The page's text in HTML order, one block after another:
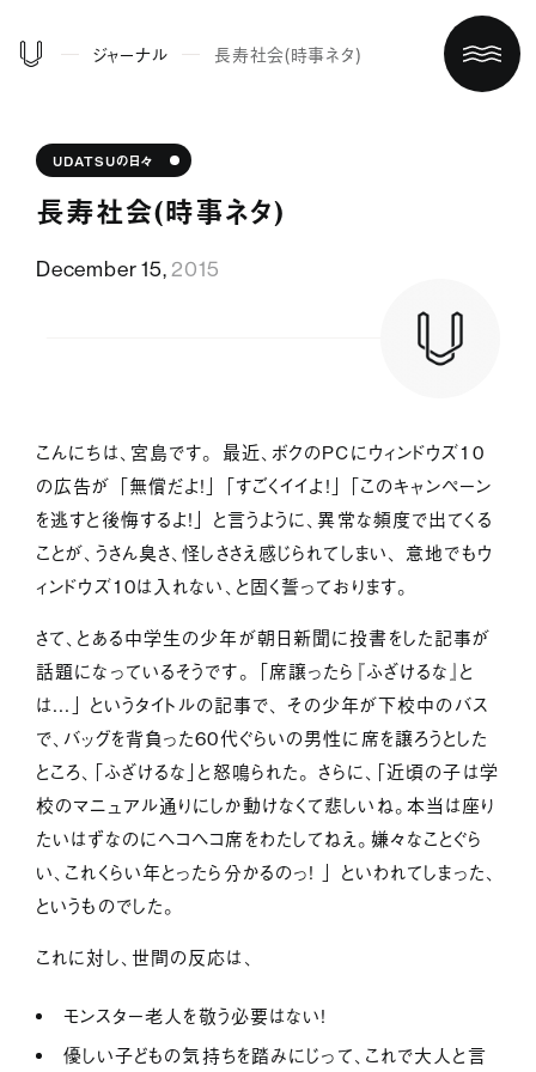
ジャーナル 長寿社会（時事ネタ）
UDATSUの日々
長寿社会（時事ネタ）
December 15,2015
こんにちは、宮島です。 最近、ボクのPCにウィンドウズ１０
の広告が 「無償だよ！」 「すごくイイよ！」 「このキャンペーン
を逃すと後悔するよ！」 と言うように、異常な頻度で出てくる
ことが、うさん臭さ、怪しささえ感じられてしまい、 意地でもウ
ィンドウズ１０は入れない、と固く誓っております。
さて、とある中学生の少年が朝日新聞に投書をした記事が
話題になっているそうです。 「席譲ったら『ふざけるな』と
は...」 というタイトルの記事で、 その少年が下校中のバス
で、バッグを背負った60代ぐらいの男性に席を譲ろうとした
ところ、「ふざけるな」と怒鳴られた。 さらに、「近頃の子は学
校のマニュアル通りにしか動けなくて悲しいね。本当は座り
たいはずなのにヘコヘコ席をわたしてねえ。嫌々なことぐら
い、これくらい年とったら分かるのっ! 」 といわれてしまった、
というものでした。
これに対し、世間の反応は、
モンスター老人を敬う必要はない！
優しい子どもの気持ちを踏みにじって、これで大人と言
買う/借りる
リノベする
サービス紹介
ジャーナル
お問い合わせ
会社情報 採用情報 プライバシーポリシー